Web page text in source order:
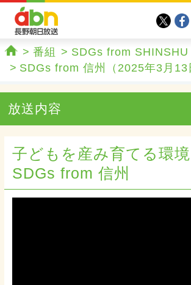
ホーム
番組 SDGs from SHINSHU
SDGs from 信州（2025年3月13
放送内容
子どもを産み育てる環境
SDGs from 信州